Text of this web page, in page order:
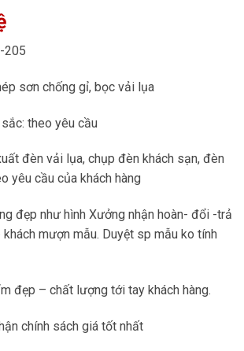
205
sơn chống gỉ, bọc vải lụa
theo yêu cầu
đèn vải lụa, chụp đèn khách sạn, đèn
yêu cầu của khách hàng
đẹp như hình Xưởng nhận hoàn- đổi -trả
khách mượn mẫu. Duyệt sp mẫu ko tính
đẹp – chất lượng tới tay khách hàng.
chính sách giá tốt nhất